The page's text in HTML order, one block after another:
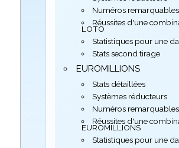
Numéros remarquables
Réussites d'une
LOTO
Statistiques pour une
Stats second tirage
EUROMILLIONS
Stats détaillées
Systèmes réducteurs
Numéros remarquables
Réussites d'une
EUROMILLIONS
Statistiques pour une